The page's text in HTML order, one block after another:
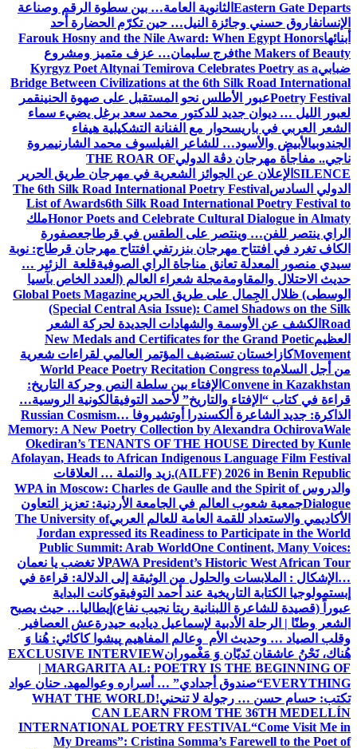
Eastern Gate Departs الثانوية العامة… بين سطوة الرقم وصناعة
الإنسانفاروق حسني وجائزة النيل… حين تكرّم الحضارة أحد
أبنائهاFarouk Hosny and the Nile Award: When Egypt Honors
the Makers of Beautyفرج سليمان… عزف متميز ومشروع
ضبابيKyrgyz Poet Altynai Temirova Celebrates Poetry as a
Bridge Between Civilizations at the 6th Silk Road International
Poetry Festivalعبور الأطلس نحو المستقبل على صهوة الحنينقمر
لعبور الليل … ديوان جديد للدكتور محمد سعد برغل يضيء سماء
الشعر العربي في باريسحوار مع الفنانة التشكيلية هيفاء
الجندوبيالأبيض والأسود… للشاعر الفيلسوف محمد الشارنيمروة
ناجي.. مفاجأة مهرجان دڨة الدوليTHE ROAR OF
SILENCE الإعلان عن الجوائز الشعرية في مهرجان طريق الحرير
الدولي السادسThe 6th Silk Road International Poetry Festival
List of Awards6th Silk Road International Poetry Festival to
Honor Poets and Celebrate Cultural Dialogue in Almatyملك
الراي ينتصر للفن… وينتصر على الطقس في قرطاجعصفورة
الكاف تغرد في افتتاح مهرجان بنزرتفي افتتاح مهرجان قرطاج: نوبة
سيدي منصور المعدلة تعانق مناجاة الراي الصوفيةقلعة الزئير …
حديث الاحتلال والمقاومةمجلة شعراء العالم (العدد الخاص بآسيا
الوسطى) ظلال الجِمال على طريق الحرير Global Poets Magazine
(Special Central Asia Issue): Camel Shadows on the Silk
Road الكشف عن الأوسمة والشهادات الجديدة لحركة الشعر
العظيمNew Medals and Certificates for the Grand Poetic
Movementكازاخستان تستضيف المؤتمر العالمي لقراءات شعرية
من أجل السلامWorld Peace Poetry Recitation Congress to
Convene in Kazakhstan الإفتاء بين سلطة النص وحركة التاريخ:
قراءة في كتاب “الإفتاء والتاريخ” لأحمد التوفيقالكونية الروسية…
الذاكرة: جديد الشاعرة ألكسندرا أوتشيروفا Russian Cosmism…
Memory: A New Poetry Collection by Alexandra OchirovaWale
Okediran’s TENANTS OF THE HOUSE Directed by Kunle
Afolayan, Heads to African Indigenous Language Film Festival
(AILFF) 2026 in Benin Republic. زيد والنملة … العلاقات
والدروسWPA in Moscow: Charles de Gaulle and the Spirit of
Dialogueجمعية شعوب العالم في الجامعة الأردنية: تعزيز التعاون
الأكاديمي والاستعداد للقمة العامة للعالم العربيThe University of
Jordan expressed its Readiness to Participate in the World
Public Summit: Arab WorldOne Continent, Many Voices:
PAWA President’s Historic West African Tourلا تغضب يا نعمان
…الإشكال : الملابسات والحلول من الوثيقة إلى الدلالة: قراءة في
إبستمولوجيا الكتابة التاريخية عند أحمد التوفيقوكانت البداية
عبوراً (قصيدة للشاعرة اللبنانية ريتا نجيب نفاع) إيطاليا… حيث يصبح
الشعر وطنًا | الرحلة الأدبية لإسماعيل دياديه حيدرةعش العصافير
وقلب الصياد … وحديث الأم وعالم المفاهيم پیشوا کاکائي: هُنا وَ
هُناك، نَحْنُ عاشقان نَديّان وَ مَغْمورانEXCLUSIVE INTERVIEW
| MARGARITA AL: POETRY IS THE BEGINNING OF
EVERYTHING“صندوق أجدادي” … أسراره وعوالمهد. حنان عواد
تكتب: حسام حسن … رجولة لا تنحني!WHAT THE WORLD
CAN LEARN FROM THE 36TH MEDELLÍN
INTERNATIONAL POETRY FESTIVAL“Come Visit Me in
My Dreams”: Cristina Somma’s Farewell to the Poet of